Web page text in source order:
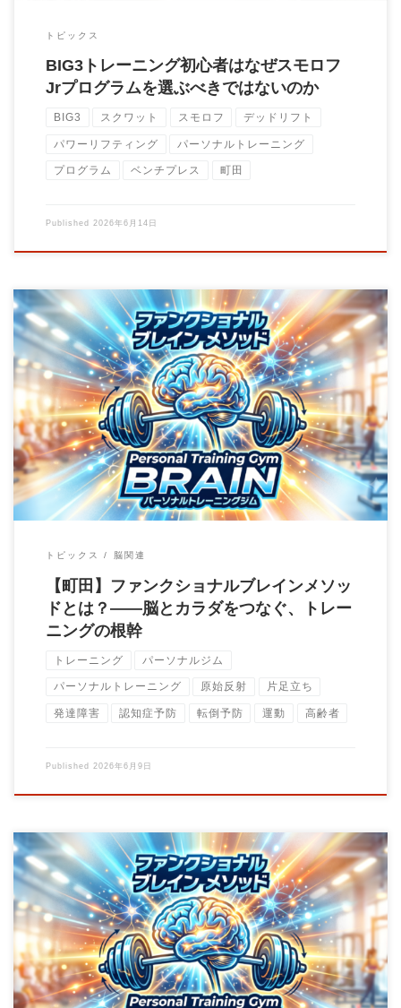
トピックス
BIG3トレーニング初心者はなぜスモロフ
Jrプログラムを選ぶべきではないのか
BIG3 スクワット スモロフ デッドリフト
パワーリフティング パーソナルトレーニング
プログラム ベンチプレス 町田
Published 2026年6月14日
東京都町田市の健康増進専門パーソナルトレーニングジムBrain
です。 当店はファンクショナルブレイン […]
トピックス 脳関連
【町田】ファンクショナルブレインメソッ
ドとは？——脳とカラダをつなぐ、トレー
ニングの根幹
トレーニング パーソナルジム
パーソナルトレーニング 原始反射 片足立ち
発達障害 認知症予防 転倒予防 運動 高齢者
Published 2026年6月9日
東京都町田市の健康増進専門パーソナルトレーニングジムBrain
です。 当店はファンクショナルブレイン […]